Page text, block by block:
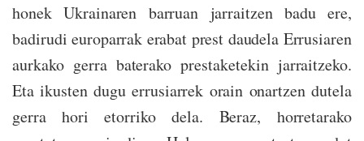
honek Ukrainaren barruan jarraitzen badu ere,
badirudi europarrak erabat prest daudela Errusiaren
aurkako gerra baterako prestaketekin jarraitzeko.
Eta ikusten dugu errusiarrek orain onartzen dutela
gerra hori etorriko dela. Beraz, horretarako